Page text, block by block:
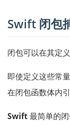
Swift 闭包
闭包可以在其定
即使定义这些常
在闭包函数体内
Swift最简单的